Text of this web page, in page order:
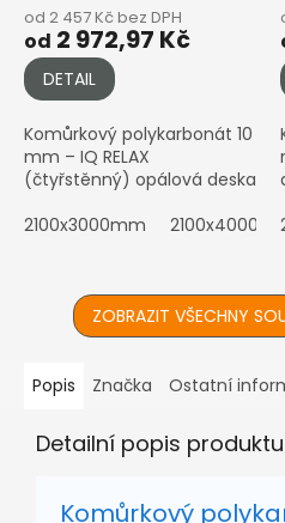
od 2 457 Kč bez DPH
od 2 972,97 Kč
DETAIL
Komůrkový polykarbonát 10
mm – IQ RELAX
(čtyřstěnný) opálová deska
2100x3000mm
ZOBRAZIT VŠECHNY
Popis Značka Ostatní
Detailní popis produktu
Komůrkový